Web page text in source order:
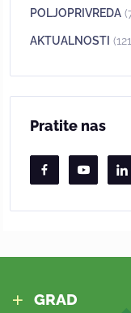
POLJOPRIVREDA
AKTUALNOSTI
Pratite nas
GRAD